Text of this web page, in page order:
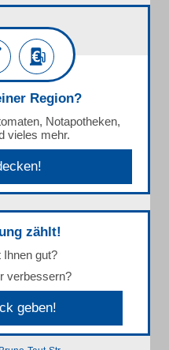
Region?
Notapotheken,
vieles mehr.
zählt!
Ihnen gut?
verbessern?
geben!